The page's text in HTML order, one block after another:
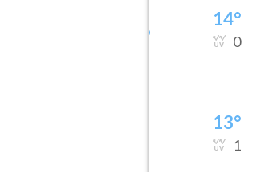
14°
0
13°
1